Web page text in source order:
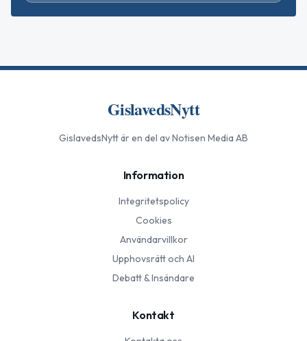
GislavedsNytt
GislavedsNyttär en del av Notisen Media AB
Information
Integritetspolicy
Cookies
Användarvillkor
Upphovsrätt och AI
Debatt & Insändare
Kontakt